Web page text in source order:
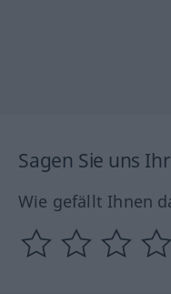
Sagen Sie uns
Wie gefällt Ihnen